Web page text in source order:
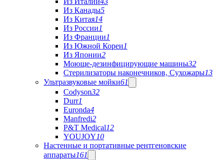
Из Канады5
Из Китая14
Из России1
Из Франции1
Из Южной Кореи1
Из Японии2
Моюще-дезинфицирующие машины32
Стерилизаторы наконечников, Сухожары13
Ультразвуковые мойки61
Codyson32
Durr1
Euronda4
Manfredi2
P&T Medical12
YOUJOY10
Настенные и портативные рентгеновские
аппараты161